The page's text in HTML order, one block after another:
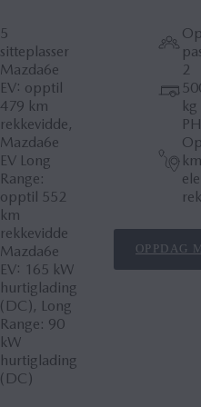
5
sitteplasser
Mazda6e
EV: opptil
479 km
rekkevidde,
Mazda6e
EV Long
Range:
opptil 552
km
rekkevidde
Mazda6e
EV: 165 kW
hurtiglading
(DC), Long
Range: 90
kW
hurtiglading
(DC)
2
kg
km
OPPDAG